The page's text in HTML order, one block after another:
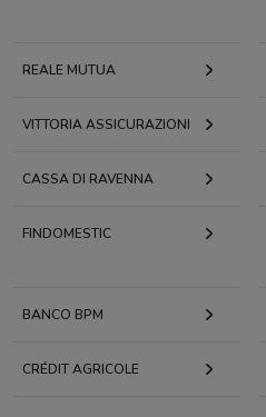
REALE MUTUA
VITTORIA ASSICURAZIONI
CASSA DI RAVENNA
FINDOMESTIC
BANCO BPM
CRÉDIT AGRICOLE